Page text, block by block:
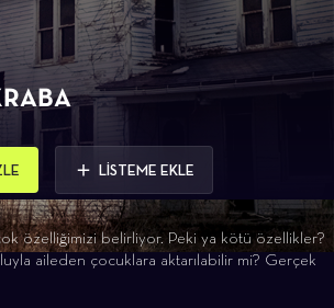
LİSTEME EKLE
özelliğimizi belirliyor. Peki ya kötü özellikler?
aileden çocuklara aktarılabilir mi? Gerçek